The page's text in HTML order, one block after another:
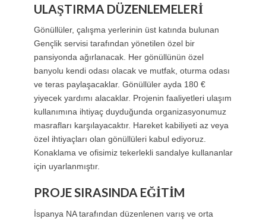
ULAŞTIRMA DÜZENLEMELERİ
Gönüllüler, çalışma yerlerinin üst katında bulunan
Gençlik servisi tarafından yönetilen özel bir
pansiyonda ağırlanacak. Her gönüllünün özel
banyolu kendi odası olacak ve mutfak, oturma odası
ve teras paylaşacaklar. Gönüllüler ayda 180 €
yiyecek yardımı alacaklar. Projenin faaliyetleri ulaşım
kullanımına ihtiyaç duyduğunda organizasyonumuz
masrafları karşılayacaktır. Hareket kabiliyeti az veya
özel ihtiyaçları olan gönüllüleri kabul ediyoruz.
Konaklama ve ofisimiz tekerlekli sandalye kullananlar
için uyarlanmıştır.
PROJE SIRASINDA EĞİTİM
İspanya NA tarafından düzenlenen varış ve orta